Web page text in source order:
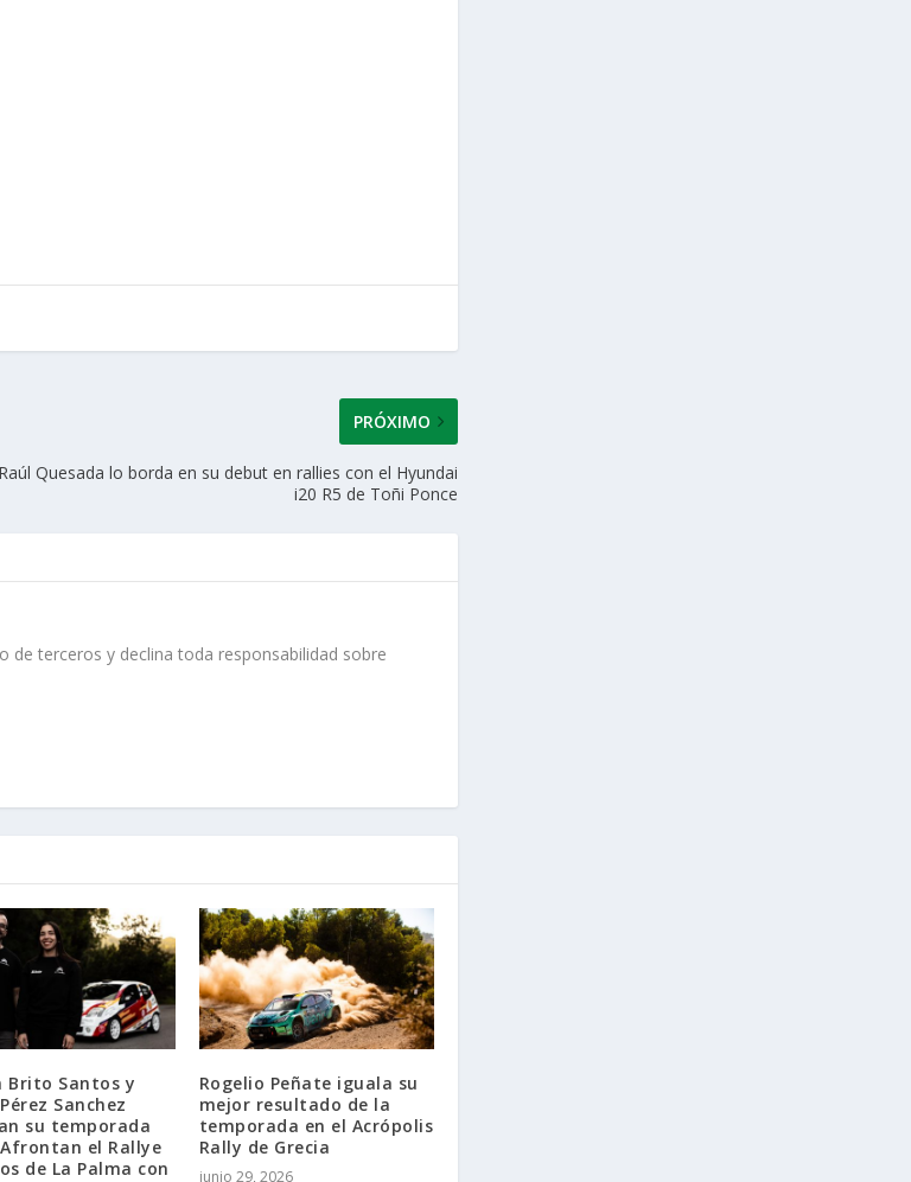
PRÓXIMO
Raúl Quesada lo borda en su debut en rallies con el Hyundai
i20 R5 de Toñi Ponce
de terceros y declina toda responsabilidad sobre
Brito Santos y
Sanchez
su temporada
Afrontan el Rallye
de La Palma con
Rogelio Peñate iguala su
mejor resultado de la
temporada en el Acrópolis
Rally de Grecia
junio 29, 2026